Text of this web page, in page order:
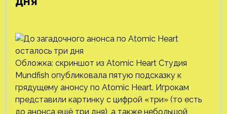
Обложка: скриншот из Atomic Heart Студия
Mundfish опубликовала пятую подсказку к
грядущему анонсу по Atomic Heart. Игрокам
представили картинку с цифрой «три» (то есть
до анонса ещё три дня), а также небольшой